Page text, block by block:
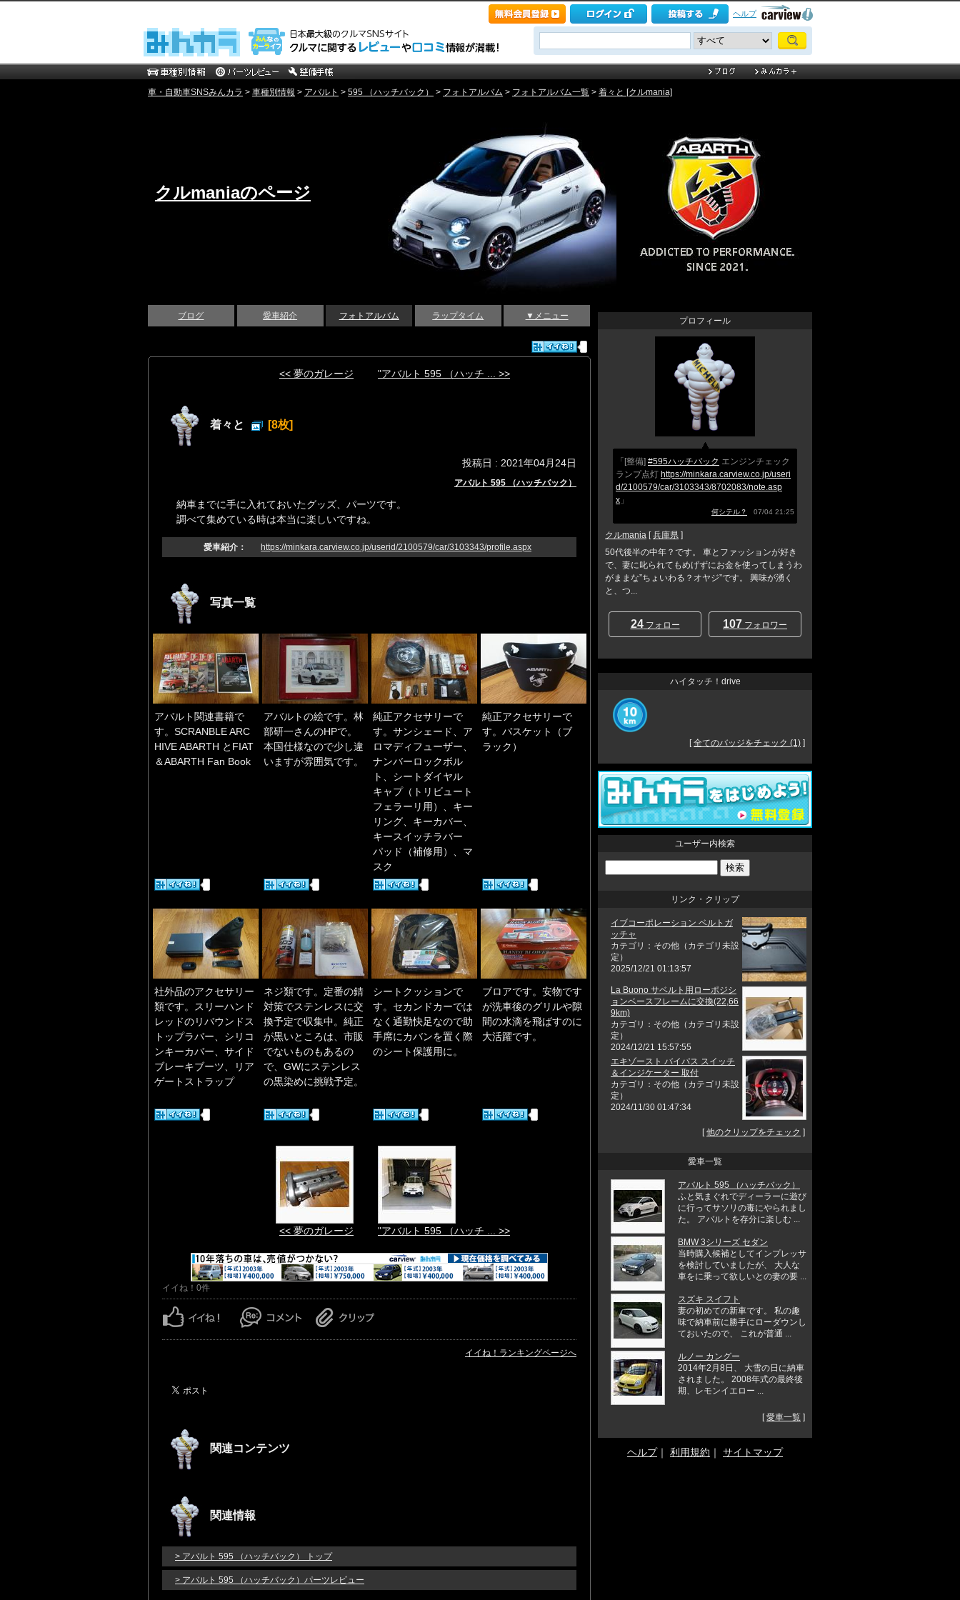
ヘルプ
車・自動車SNSみんカラ > 車種別情報 > アバルト > 595 （ハッチバック） > フォトアルバム > フォトアルバム一覧 > 着々と [クルmania]
クルmaniaのページ
ブログ 愛車紹介 フォトアルバム ラップタイム ▼メニュー
<< 夢のガレージ "アバルト 595 （ハッチ ... >>
着々と [8枚]
投稿日 : 2021年04月24日
アバルト 595 （ハッチバック）
納車までに手に入れておいたグッズ、パーツです。
調べて集めている時は本当に楽しいですね。
愛車紹介： https://minkara.carview.co.jp/userid/2100579/car/3103343/profile.aspx
写真一覧
アバルト関連書籍で
す。SCRANBLE ARC
HIVE ABARTH とFIAT
＆ABARTH Fan Book
アバルトの絵です。林
部研一さんのHPで。
本国仕様なので少し違
いますが雰囲気です。
純正アクセサリーで
す。サンシェード、ア
ロマディフューザー、
ナンバーロックボル
ト、シートダイヤル
キャプ（トリビュート
フェラーリ用）、キー
リング、キーカバー、
キースイッチラバー
パッド（補修用）、マ
スク
純正アクセサリーで
す。バスケット（ブ
ラック）
社外品のアクセサリー
類です。スリーハンド
レッドのリバウンドス
トップラバー、シリコ
ンキーカバー、サイド
ブレーキブーツ、リア
ゲートストラップ
ネジ類です。定番の錆
対策でステンレスに交
換予定で収集中。純正
が黒いところは、市販
でないものもあるの
で、GWにステンレス
の黒染めに挑戦予定。
シートクッションで
す。セカンドカーでは
なく通勤快足なので助
手席にカバンを置く際
のシート保護用に。
ブロアです。安物です
が洗車後のグリルや隙
間の水滴を飛ばすのに
大活躍です。
<< 夢のガレージ "アバルト 595 （ハッチ ... >>
イイね！0件
イイね！ランキングページへ
関連コンテンツ
関連情報
> アバルト 595 （ハッチバック） トップ
> アバルト 595 （ハッチバック）パーツレビュー
プロフィール
「[整備] #595ハッチバック エンジンチェック
ランプ点灯 https://minkara.carview.co.jp/useri
d/2100579/car/3103343/8702083/note.asp
x 」
何シテル？ 07/04 21:25
クルmania [兵庫県 ]
50代後半の中年？です。 車とファッションが好き
で、妻に叱られてもめげずにお金を使ってしまうわ
がままな”ちょいわる？オヤジ”です。 興味が湧く
と、つ...
24フォロー 107 フォロワー
ハイタッチ！drive
[全てのバッジをチェック (1) ]
ユーザー内検索
リンク・クリップ
イブコーポレーション ベルトガ
ッチャ
カテゴリ：その他（カテゴリ未設
定）
2025/12/21 01:13:57
La Buono サベルト用ローポジシ
ョンベースフレームに交換(22,66
9km)
カテゴリ：その他（カテゴリ未設
定）
2024/12/21 15:57:55
エキゾースト バイパス スイッチ
＆インジケーター 取付
カテゴリ：その他（カテゴリ未設
定）
2024/11/30 01:47:34
[他のクリップをチェック ]
愛車一覧
アバルト 595 （ハッチバック）
ふと気まぐれでディーラーに遊び
に行ってサソリの毒にやられまし
た。 アバルトを存分に楽しむ ...
BMW 3シリーズ セダン
当時購入候補としてインプレッサ
を検討していましたが、 大人な
車をに乗って欲しいとの妻の要 ...
スズキ スイフト
妻の初めての新車です。 私の趣
味で納車前に勝手にローダウンし
ておいたので、 これが普通 ...
ルノー カングー
2014年2月8日、 大雪の日に納車
されました。 2008年式の最終後
期、レモンイエロー ...
[愛車一覧 ]
ヘルプ｜ 利用規約 ｜ サイトマップ